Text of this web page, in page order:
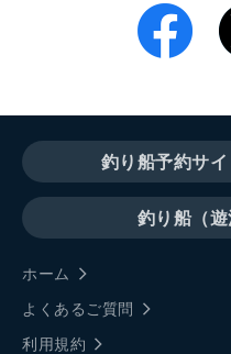
釣り船予約サ
釣り船（
ホーム
よくあるご質問
利用規約